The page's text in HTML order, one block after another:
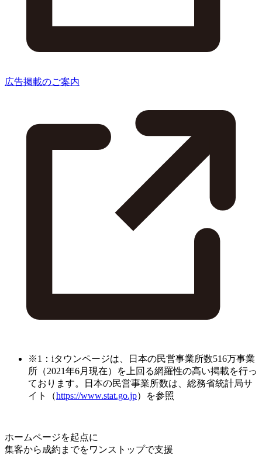
広告掲載のご案内
※1：iタウンページは、日本の民営事業所数516万事業
所（2021年6月現在）を上回る網羅性の高い掲載を行っ
ております。日本の民営事業所数は、総務省統計局サ
イト（https://www.stat.go.jp）を参照
ホームページを起点に
集客から成約までをワンストップで支援